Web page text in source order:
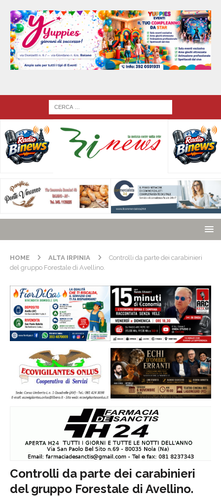
HOME ALTA IRPINIA
Controlli da parte dei carabinieri
del gruppo Forestale di Avellino.
Controlli da parte dei carabinieri
del gruppo Forestale di Avellino.